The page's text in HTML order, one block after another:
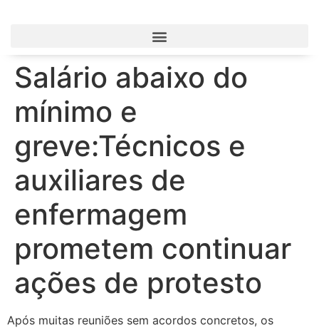
Salário abaixo do
mínimo e
greve:Técnicos e
auxiliares de
enfermagem
prometem continuar
ações de protesto
Após muitas reuniões sem acordos concretos, os